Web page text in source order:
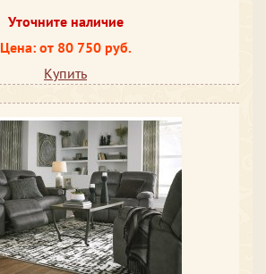
Уточните наличие
Цена: от 80 750 руб.
Купить